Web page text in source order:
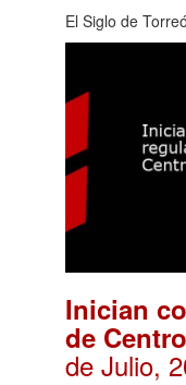
El Siglo de
Inician
de
de Julio,